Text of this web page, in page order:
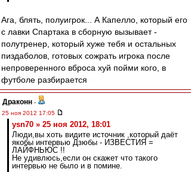
Ага, блять, полуигрок... А Капелло, который его
с лавки Спартака в сборную вызывает -
полутренер, который хуже тебя и остальных
пиздаболов, готовых сожрать игрока после
непроверенного вброса хуй пойми кого, в
футболе разбирается
Драконн -
25 ноя 2012 17:05
ysn70 » 25 ноя 2012, 18:01
Люди,вы хоть видите источник ,который даёт
якобы интервью Дзюбы - ИЗВЕСТИЯ =
ЛАЙФНЬЮС !!
Не удивлюсь,если он скажет что такого
интервью не было и в помине.